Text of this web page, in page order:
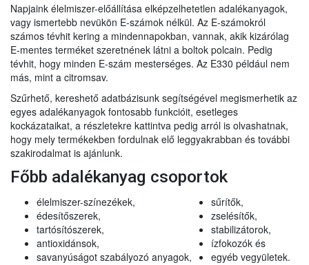
Napjaink élelmiszer-előállítása elképzelhetetlen adalékanyagok,
vagy ismertebb nevükön E-számok nélkül. Az E-számokról
számos tévhit kering a mindennapokban, vannak, akik kizárólag
E-mentes terméket szeretnének látni a boltok polcain. Pedig
tévhit, hogy minden E-szám mesterséges. Az E330 például nem
más, mint a citromsav.
Szűrhető, kereshető adatbázisunk segítségével megismerhetik az
egyes adalékanyagok fontosabb funkcióit, esetleges
kockázataikat, a részletekre kattintva pedig arról is olvashatnak,
hogy mely termékekben fordulnak elő leggyakrabban és további
szakirodalmat is ajánlunk.
Főbb adalékanyag csoportok
élelmiszer-színezékek,
édesítőszerek,
tartósítószerek,
antioxidánsok,
savanyúságot szabályozó anyagok,
sűrítők,
zselésítők,
stabilizátorok,
ízfokozók és
egyéb vegyületek.